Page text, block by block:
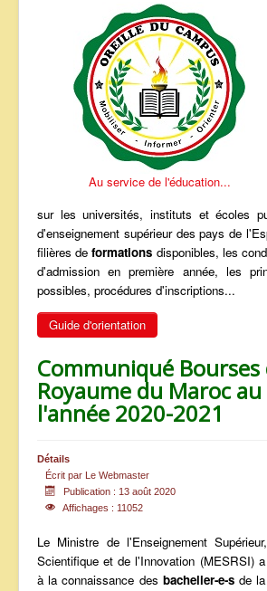
Au service de l'éducation...
sur les universités, instituts et écoles
d'enseignement supérieur des pays de
filières deformations disponibles, les
d'admission en première année, les
possibles, procédures d'inscriptions...
Guide d'orientation
Communiqué Bourses
Royaume du Maroc
l'année 2020-2021
Détails
Écrit par Le Webmaster
Publication : 13 août 2020
Affichages : 11052
Le Ministre de l'Enseignement
Scientifique et de l'Innovation (MESRSI)
à la connaissance des bachelier-e-sde la